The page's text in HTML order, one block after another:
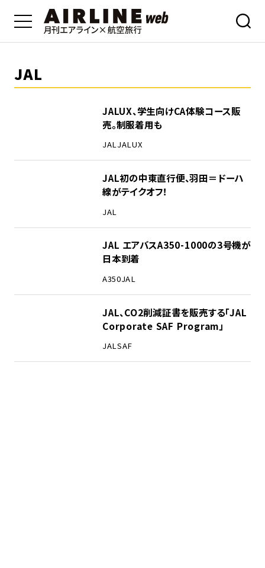
JAL
JALUX、学生向けCA体験コース販
売。制服着用も
JALJALUX
JAL初の中東直行便、羽田＝ドーハ
線がテイクオフ！
JAL
JAL エアバスA350-1000の3号機が
日本到着
A350JAL
JAL、CO2削減証書を販売する「JAL
Corporate SAF Program」
JALSAF